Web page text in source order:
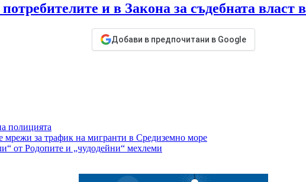
и в Закона за съдебната власт
Добави в предпочитани в Google
полицията
мрежи за трафик на мигранти в Средиземно море
от Родопите и „чудодейни“ мехлеми